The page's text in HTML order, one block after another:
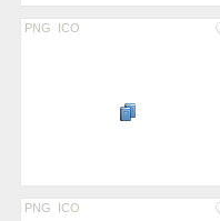
PNG ICO
PNG ICO